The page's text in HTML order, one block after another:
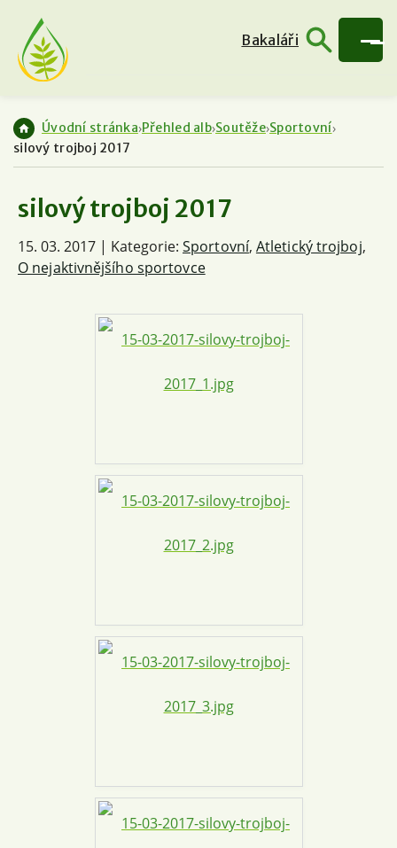
Bakaláři
Úvodní stránka Přehled alb Soutěže Sportovní
silový trojboj 2017
silový trojboj 2017
15. 03. 2017 | Kategorie: Sportovní, Atletický trojboj,
O nejaktivnějšího sportovce